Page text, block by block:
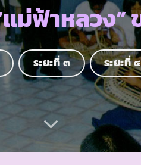
ม่ฟ้าหลวง”
ระยะที่ ๓ ระยะที่ ๔